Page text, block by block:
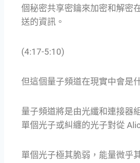
個秘密共享密鑰來加密和解密
送的資訊。
(4:17-5:10)
但這個量子頻道在現實中會是
量子頻道將是由光纖和連接器
單個光子或糾纏的光子對從
單個光子極其脆弱，能量微乎